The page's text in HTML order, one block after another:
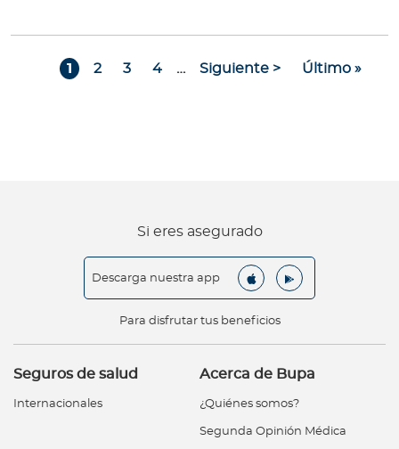
Page
1 Page
2 Page
3 Page
4 … Siguiente página
Siguiente > Última
Último »
Si eres asegurado
Descarga nuestra app
Para disfrutar tus beneficios
Seguros de salud
Internacionales
Acerca de Bupa
¿Quiénes somos?
Segunda Opinión Médica